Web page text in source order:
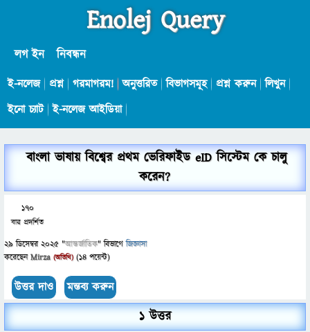
Enolej Query
লগ ইন নিবন্ধন
ই-নলেজ প্রশ্ন গরমাগরম! অনুত্তরিত বিভাগসমূহ প্রশ্ন করুন লিখুন
ইনো চ্যাট ই-নলেজ আইডিয়া
বাংলা ভাষায় বিশ্বের প্রথম ভেরিফাইড eID সিস্টেম কে চালু
করেন?
170
বার প্রদর্শিত
29 ডিসেম্বর 2025 "আন্তর্জাতিক" বিভাগে জিজ্ঞাসা
করেছেনMirza (অতিথি) (14পয়েন্ট)
1 উত্তর